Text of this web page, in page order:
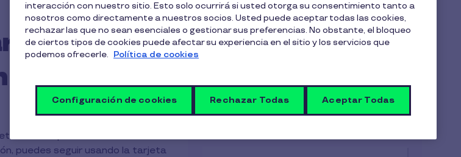
si me
la app?
está en proceso de renovación
puedes seguir usando la tarjeta
Artículos en esta categoría
Solución de problemas
¿Cómo y dónde puedo usar mi
tarjeta restaurante Pluxee?
interacción con nuestro sitio. Esto solo ocurrirá si usted otorga su consentimiento tanto a
nosotros como directamente a nuestros socios. Usted puede aceptar todas las cookies,
rechazar las que no sean esenciales o gestionar sus preferencias. No obstante, el bloqueo
de ciertos tipos de cookies puede afectar su experiencia en el sitio y los servicios que
podemos ofrecerle. Política de cookies
Configuración de cookies Rechazar Todas Aceptar Todas